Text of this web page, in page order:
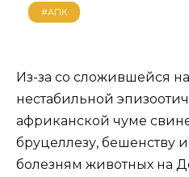
#АПК
Из-за со сложившейся
нестабильной
африканской чуме
бруцеллезу, бешенству
болезням животных на